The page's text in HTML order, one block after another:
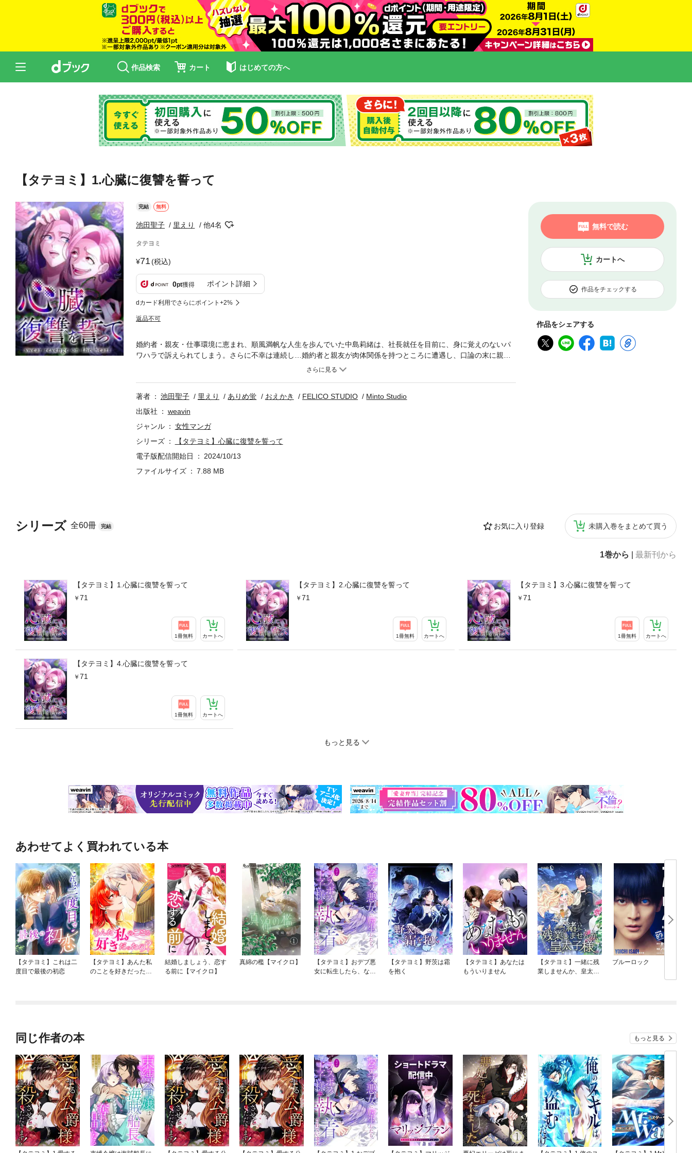
作品検索 カート はじめての方へ
【タテヨミ】1.心臓に復讐を誓って
完結 無料
池田聖子 里えり 他4名
タテヨミ
71(税込)
0pt獲得 ポイント詳細
dカード利用でさらにポイント+2%
返品不可
カートへ
無料で読む
作品をチェックする
作品をシェアする
シリーズ 全60冊 完結 お気に入り登録 未購入巻をまとめて買う
1巻から 最新刊から
【タテヨミ】1.心臓に復讐を誓って
71
1冊無料 カートへ
【タテヨミ】2.心臓に復讐を誓って
71
1冊無料 カートへ
【タテヨミ】3.心臓に復讐を誓って
71
1冊無料 カートへ
【タテヨミ】4.心臓に復讐を誓って
71
1冊無料 カートへ
もっと見る
婚約者・親友・仕事環境に恵まれ、順風満帆な人生を歩んでいた中島莉緒は、社長就任を目前に、身に覚えのないパ
ワハラで訴えられてしまう。さらに不幸は連続し…婚約者と親友が肉体関係を持つところに遭遇し、口論の末に親友
に殺されてしまった。人生で最高の瞬間を迎えるはずの日に、死を迎えてしまうとは。「私って幸せだったはずじ
ト】原作：池田聖子 ネーム：里えり 背景：ありめ蛍 キャラ線画：株式会社おえかき 着彩仕上げ：FELICO ST
UDIO CO., LTD.
著者 池田聖子 里えり ありめ蛍 おえかき FELICO STUDIO
Minto Studio
出版社
weavin
ジャンル
女性マンガ
シリーズ
【タテヨミ】心臓に復讐を誓って
電子版配信開始日
2024/10/13
ファイルサイズ
7.88 MB
あわせてよく買われている本
【タテヨミ】これは二
度目で最後の初恋
【タテヨミ】あんた私
のことを好きだった
結婚しましょう、恋す
る前に【マイクロ】
真綿の檻【マイクロ】
【タテヨミ】おデブ悪
女に転生したら、なぜ
【タテヨミ】野茨は霜
を抱く
【タテヨミ】あなたは
もういりません
【タテヨミ】一緒に残
業しませんか、皇太子
ブルーロック
同じ作者の本 もっと見る